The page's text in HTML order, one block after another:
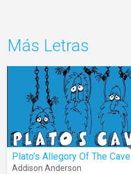
Más Letras
Plato’s Allegory Of The Cave
Addison Anderson